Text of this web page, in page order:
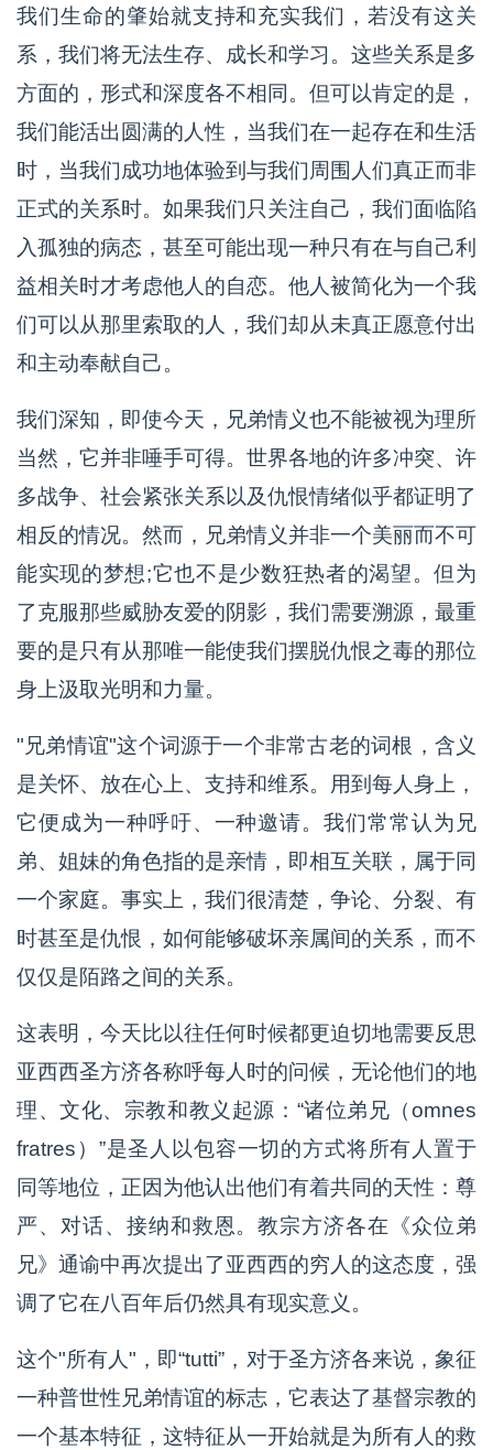
我们生命的肇始就支持和充实我们，若没有这关
系，我们将无法生存、成长和学习。这些关系是多
方面的，形式和深度各不相同。但可以肯定的是，
我们能活出圆满的人性，当我们在一起存在和生活
时，当我们成功地体验到与我们周围人们真正而非
正式的关系时。如果我们只关注自己，我们面临陷
入孤独的病态，甚至可能出现一种只有在与自己利
益相关时才考虑他人的自恋。他人被简化为一个我
们可以从那里索取的人，我们却从未真正愿意付出
和主动奉献自己。
我们深知，即使今天，兄弟情义也不能被视为理所
当然，它并非唾手可得。世界各地的许多冲突、许
多战争、社会紧张关系以及仇恨情绪似乎都证明了
相反的情况。然而，兄弟情义并非一个美丽而不可
能实现的梦想;它也不是少数狂热者的渴望。但为
了克服那些威胁友爱的阴影，我们需要溯源，最重
要的是只有从那唯一能使我们摆脱仇恨之毒的那位
身上汲取光明和力量。
"兄弟情谊"这个词源于一个非常古老的词根，含义
是关怀、放在心上、支持和维系。用到每人身上，
它便成为一种呼吁、一种邀请。我们常常认为兄
弟、姐妹的角色指的是亲情，即相互关联，属于同
一个家庭。事实上，我们很清楚，争论、分裂、有
时甚至是仇恨，如何能够破坏亲属间的关系，而不
仅仅是陌路之间的关系。
这表明，今天比以往任何时候都更迫切地需要反思
亚西西圣方济各称呼每人时的问候，无论他们的地
理、文化、宗教和教义起源：“诸位弟兄（omnes
fratres）”是圣人以包容一切的方式将所有人置于
同等地位，正因为他认出他们有着共同的天性：尊
严、对话、接纳和救恩。教宗方济各在《众位弟
兄》通谕中再次提出了亚西西的穷人的这态度，强
调了它在八百年后仍然具有现实意义。
这个"所有人"，即“tutti”，对于圣方济各来说，象征
一种普世性兄弟情谊的标志，它表达了基督宗教的
一个基本特征，这特征从一开始就是为所有人的救